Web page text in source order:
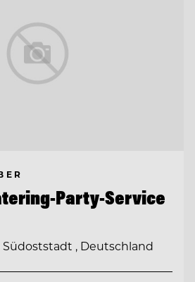
Party-Service
Südoststadt , Deutschland